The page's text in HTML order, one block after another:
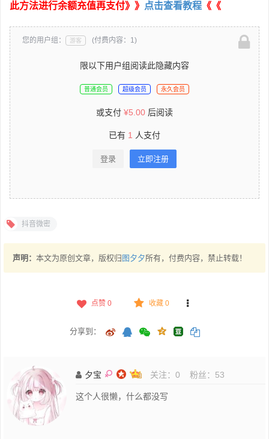
此方法进行余额充值再支付》》 点击查看教程 《《
您的用户组： 游客 (付费内容：1)
限以下用户组阅读此隐藏内容
普通会员 超级会员 永久会员
或支付 ¥5.00 后阅读
已有 1 人支付
登录 立即注册
抖音微密
声明： 本文为原创文章，版权归 图夕夕所有，付费内容，禁止转载！
点赞 0 收藏 0
分享到：
夕宝 关注： 0 粉丝： 53
这个人很懒，什么都没写